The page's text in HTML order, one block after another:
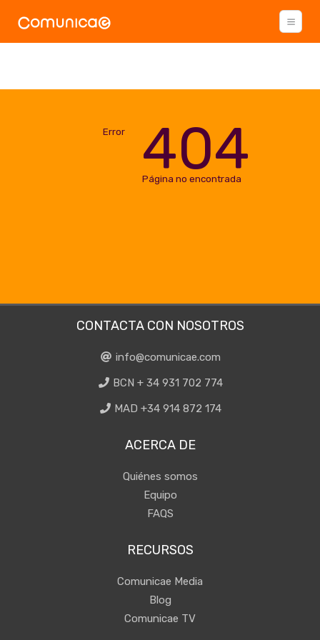
Error 404
Página no encontrada
CONTACTA CON NOSOTROS
info@comunicae.com
BCN + 34 931 702 774
MAD +34 914 872 174
ACERCA DE
Quiénes somos
Equipo
FAQS
RECURSOS
Comunicae Media
Blog
Comunicae TV